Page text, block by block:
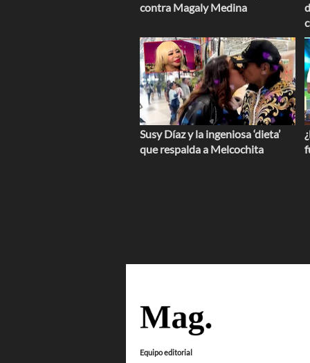
contra Magaly Medina
Susy Díaz y la ingeniosa ‘dieta’
que respalda a Melcochita
Equipo editorial